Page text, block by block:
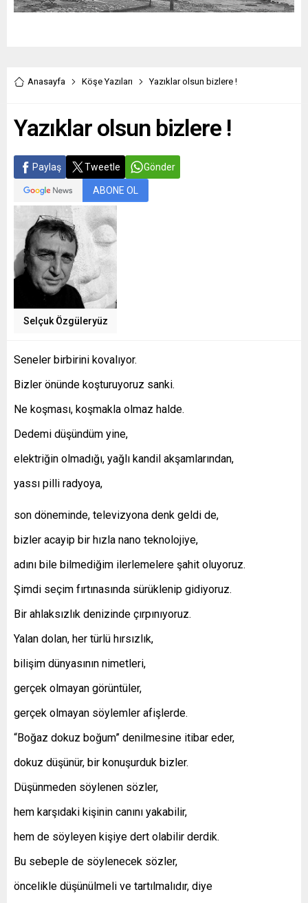
Anasayfa Köşe Yazıları Yazıklar olsun bizlere !
Yazıklar olsun bizlere !
Paylaş Tweetle Gönder
ABONE OL
Selçuk Özgüleryüz
Seneler birbirini kovalıyor.
Bizler önünde koşturuyoruz sanki.
Ne koşması, koşmakla olmaz halde.
Dedemi düşündüm yine,
elektriğin olmadığı, yağlı kandil akşamlarından,
yassı pilli radyoya,
son döneminde, televizyona denk geldi de,
bizler acayip bir hızla nano teknolojiye,
adını bile bilmediğim ilerlemelere şahit oluyoruz.
Şimdi seçim fırtınasında sürüklenip gidiyoruz.
Bir ahlaksızlık denizinde çırpınıyoruz.
Yalan dolan, her türlü hırsızlık,
bilişim dünyasının nimetleri,
gerçek olmayan görüntüler,
gerçek olmayan söylemler afişlerde.
“Boğaz dokuz boğum” denilmesine itibar eder,
dokuz düşünür, bir konuşurduk bizler.
Düşünmeden söylenen sözler,
hem karşıdaki kişinin canını yakabilir,
hem de söyleyen kişiye dert olabilir derdik.
Bu sebeple de söylenecek sözler,
öncelikle düşünülmeli ve tartılmalıdır, diye